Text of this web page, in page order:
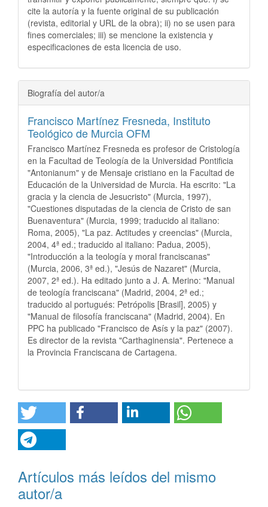
cite la autoría y la fuente original de su publicación
(revista, editorial y URL de la obra); ii) no se usen para
fines comerciales; iii) se mencione la existencia y
especificaciones de esta licencia de uso.
Biografía del autor/a
Francisco Martínez Fresneda, Instituto
Teológico de Murcia OFM
Francisco Martínez Fresneda es profesor de Cristología
en la Facultad de Teología de la Universidad Pontificia
"Antonianum" y de Mensaje cristiano en la Facultad de
Educación de la Universidad de Murcia. Ha escrito: "La
gracia y la ciencia de Jesucristo" (Murcia, 1997),
"Cuestiones disputadas de la ciencia de Cristo de san
Buenaventura" (Murcia, 1999; traducido al italiano:
Roma, 2005), "La paz. Actitudes y creencias" (Murcia,
2004, 4ª ed.; traducido al italiano: Padua, 2005),
"Introducción a la teología y moral franciscanas"
(Murcia, 2006, 3ª ed.), "Jesús de Nazaret" (Murcia,
2007, 2ª ed.). Ha editado junto a J. A. Merino: "Manual
de teología franciscana" (Madrid, 2004, 2ª ed.;
traducido al portugués: Petrópolis [Brasil], 2005) y
"Manual de filosofía franciscana" (Madrid, 2004). En
PPC ha publicado "Francisco de Asís y la paz" (2007).
Es director de la revista "Carthaginensia". Pertenece a
la Provincia Franciscana de Cartagena.
Artículos más leídos del mismo
autor/a